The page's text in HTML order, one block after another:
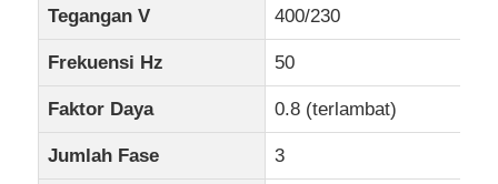
Tegangan V 400/230
Frekuensi Hz 50
Faktor Daya 0.8 (terlambat)
Jumlah Fase 3